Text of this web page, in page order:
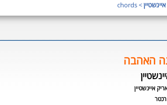
> chords
האהבה
איינשטיין
רכטר